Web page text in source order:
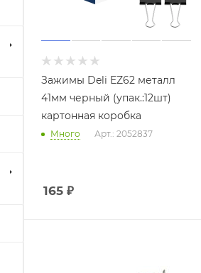
Зажимы Deli EZ62 металл
41мм черный (упак.:12шт)
картонная коробка
Много Арт.: 2052837
165 ₽